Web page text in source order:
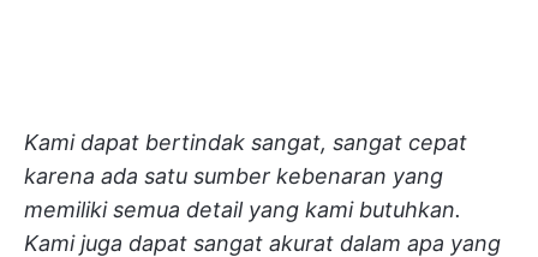
Kami dapat bertindak sangat, sangat cepat
karena ada satu sumber kebenaran yang
memiliki semua detail yang kami butuhkan.
Kami juga dapat sangat akurat dalam apa yang